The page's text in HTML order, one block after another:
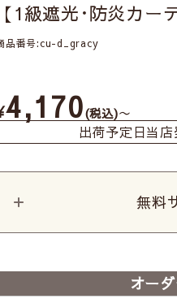
【1級遮光･防炎カー
品番号 cu-d_gracy
4,170 税込 〜
出荷予定日当
無料
オー